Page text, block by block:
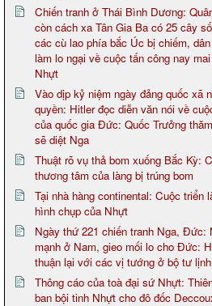
Chiến tranh ở Thái Bình Dương:
còn cách xa Tân Gia Ba có 25 cây
các cù lao phía bắc Úc bị chiếm,
làm lo ngại về cuộc tấn công nay
Nhựt
Vào dịp kỷ niệm ngày đảng quốc xã
quyền: Hitler đọc diễn văn nói về
của quốc gia Đức: Quốc Trưởng
sẽ diệt Nga
Thuật rõ vụ thả bom xuống Bắc Kỳ:
thương tâm của làng bị trúng bom
Tại nhà hàng continental: Cuộc triển
hình chụp của Nhựt
Ngày thứ 221 chiến tranh Nga, Đức:
mạnh ở Nam, gieo mối lo cho Đức:
thuận lại với các vị tướng ở bộ tư lịnh
Thông cáo của toà đại sứ Nhựt:
ban bội tinh Nhựt cho đô đốc